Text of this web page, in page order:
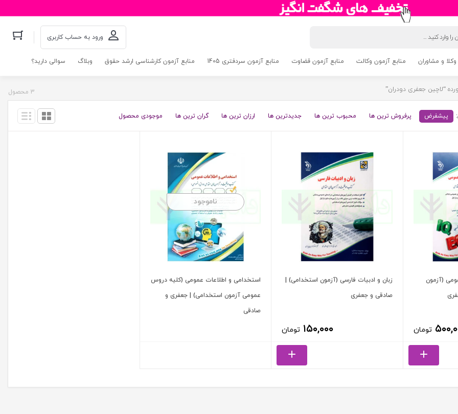
ورود به حساب کاربری
و مشاوران منابع آزمون وکالت منابع آزمون قضاوت منابع آزمون سردفتری 1405 منابع آزمون کارشناسی ارشد حقوق وبلاگ سوالی دارید؟
“لاچین جعفری دودران” 3 محصول
پیشفرض پرفروش ترین ها محبوب ترین ها جدیدترین ها ارزان ترین ها گران ترین ها موجودی محصول
(آزمون
تومان
زبان و ادبیات فارسی (آزمون استخدامی) |
صادقی و جعفری
۱۵۰,۰۰۰ تومان
ناموجود
استخدامی و اطلاعات عمومی (کلیه دروس
عمومی آزمون استخدامی) | جعفری و
صادقی